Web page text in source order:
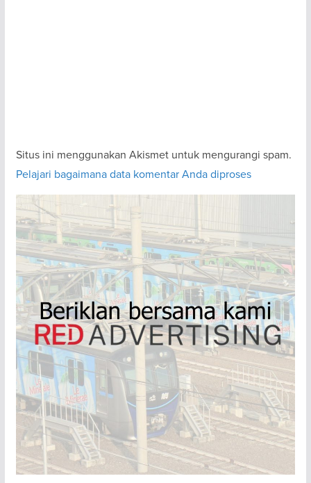
Situs ini menggunakan Akismet untuk mengurangi spam.
Pelajari bagaimana data komentar Anda diproses